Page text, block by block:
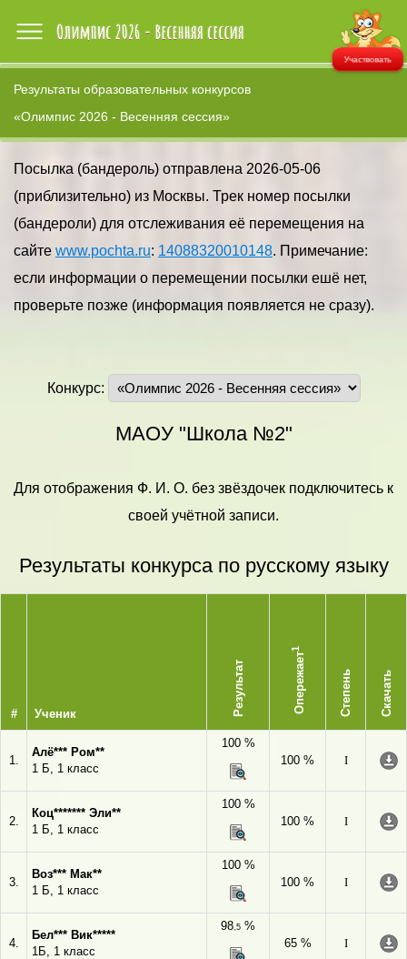
Участвовать
Результаты образовательных конкурсов
«Олимпис 2026 - Весенняя сессия»
Посылка (бандероль) отправлена 2026-05-06
(приблизительно) из Москвы. Трек номер посылки
(бандероли) для отслеживания её перемещения на
сайте www.pochta.ru: 14088320010148. Примечание:
если информации о перемещении посылки ешё нет,
проверьте позже (информация появляется не сразу).
Конкурс:
МАОУ "Школа №2"
Для отображения Ф. И. О. без звёздочек подключитесь к
своей учётной записи.
Результаты конкурса по русскому языку
# Ученик Результат Опережает
1
Степень Скачать
1.
Алё*** Ром**
1 Б, 1 класс
100 %
100 %
I
2.
Коц******* Эли**
1 Б, 1 класс
100 %
100 %
I
3.
Воз*** Мак**
1 Б, 1 класс
100 %
100 %
I
4.
Бел*** Вик*****
1Б, 1 класс
98,5 %
65 %
I